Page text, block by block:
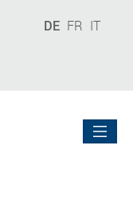
DE FR IT